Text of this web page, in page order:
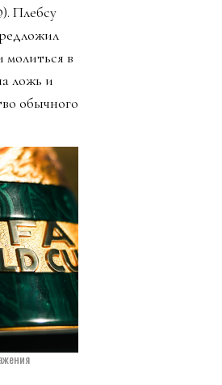
Плебсу
молиться в
ложь и
обычного